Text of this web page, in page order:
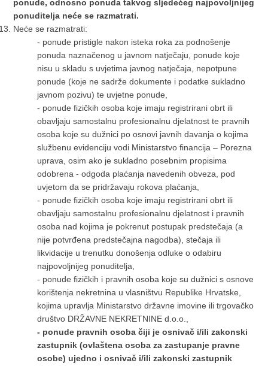
ponude, odnosno ponuda takvog sljedećeg najpovoljnijeg
ponuditelja neće se razmatrati.
Neće se razmatrati:
- ponude pristigle nakon isteka roka za podnošenje
ponuda naznačenog u javnom natječaju, ponude koje
nisu u skladu s uvjetima javnog natječaja, nepotpune
ponude (koje ne sadrže dokumente i podatke sukladno
javnom pozivu) te uvjetne ponude,
- ponude fizičkih osoba koje imaju registrirani obrt ili
obavljaju samostalnu profesionalnu djelatnost te pravnih
osoba koje su dužnici po osnovi javnih davanja o kojima
službenu evidenciju vodi Ministarstvo financija – Porezna
uprava, osim ako je sukladno posebnim propisima
odobrena - odgoda plaćanja navedenih obveza, pod
uvjetom da se pridržavaju rokova plaćanja,
- ponude fizičkih osoba koje imaju registrirani obrt ili
obavljaju samostalnu profesionalnu djelatnost i pravnih
osoba nad kojima je pokrenut postupak predstečaja (a
nije potvrđena predstečajna nagodba), stečaja ili
likvidacije u trenutku donošenja odluke o odabiru
najpovoljnijeg ponuditelja,
- ponude fizičkih i pravnih osoba koje su dužnici s osnove
korištenja nekretnina u vlasništvu Republike Hrvatske,
kojima upravlja Ministarstvo državne imovine ili trgovačko
društvo DRŽAVNE NEKRETNINE d.o.o.,
- ponude pravnih osoba čiji je osnivač i/ili zakonski
zastupnik (ovlaštena osoba za zastupanje pravne
osobe) ujedno i osnivač i/ili zakonski zastupnik